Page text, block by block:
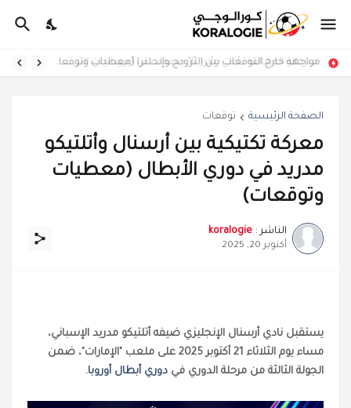
ميركاتو العمالقة.. أغلى وأبرز 10 صفقات في أوروبا حتى الآن مواجهة خارج التوقعات بين النرويج وإنجلترا (معطيات وتوقعات)
الصفحة الرئيسية توقعات
معركة تكتيكية بين أرسنال وأتلتيكو
مدريد في دوري الأبطال (معطيات
وتوقعات)
الناشر : koralogie
أكتوبر 20, 2025
يستقبل نادي أرسنال الإنجليزي ضيفه أتلتيكو مدريد الإسباني،
مساء يوم الثلاثاء 21 أكتوبر 2025 على ملعب "الإمارات"، ضمن
الجولة الثالثة من مرحلة الدوري في دوري أبطال أوروبا.